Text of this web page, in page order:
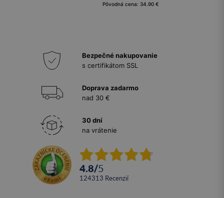
Pôvodná cena: 34.90 €
Bezpečné nakupovanie
s certifikátom SSL
Doprava zadarmo
nad 30 €
30 dní
na vrátenie
4.8/5
124313 recenzií